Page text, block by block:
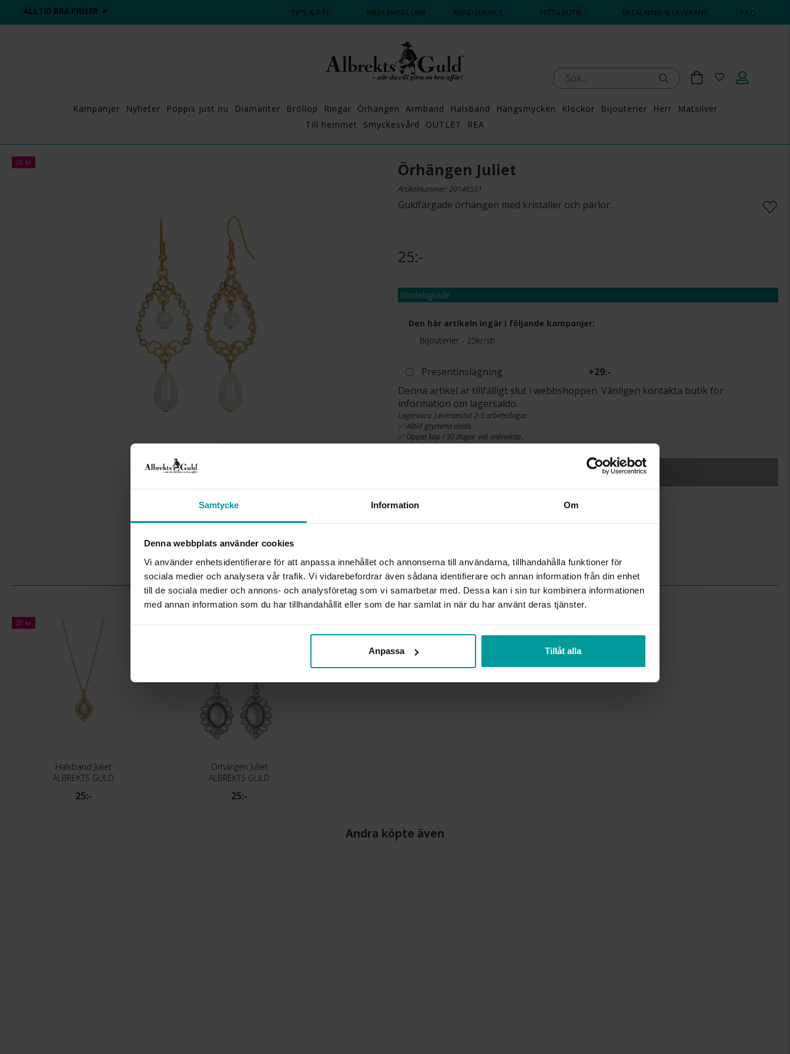
Samtycke Information Om
Denna webbplats använder cookies
Vi använder enhetsidentifierare för att anpassa innehållet och annonserna till användarna, tillhandahålla funktioner för
sociala medier och analysera vår trafik. Vi vidarebefordrar även sådana identifierare och annan information från din enhet
till de sociala medier och annons- och analysföretag som vi samarbetar med. Dessa kan i sin tur kombinera informationen
med annan information som du har tillhandahållit eller som de har samlat in när du har använt deras tjänster.
Anpassa Tillåt alla
ALLTID BRA PRISER ✔ DAGS ATT POPPA?
TIPS & RÅD MEDLEMSKLUBB KUNDSERVICE HITTA BUTIK BETALNING & LEVERANS FAQ
Kampanjer Nyheter Poppis just nu Diamanter Bröllop Ringar Örhängen Armband Halsband Hängsmycken Klockor Bijouterier Herr
Matsilver
Till hemmet
Smyckesvård OUTLET REA
25 kr Örhängen Juliet
Artikelnummer: 20146551
Guldfärgade örhängen med kristaller och pärlor.
25:-
Storleksguide
Den här artikeln ingår i följande kampanjer:
Bijouterier - 25kr/st!
Presentinslagning +29:-
Denna artikel är tillfälligt slut i webbshoppen. Vänligen kontakta butik för
information om lagersaldo.
Lagervara. Leveranstid 2-5 arbetsdagar.
✅ Alltid grymma deals.
✅ Öppet köp i 30 dagar vid onlineköp.
✅ Fri frakt till ombud vid köp över 500 kr.
SLUT I LAGER
MATERIAL
Metall, Guldfärgad
Liknande produkter
25 kr
Halsband Juliet
ALBREKTS GULD
25:-
25 kr
Örhängen Juliet
ALBREKTS GULD
25:-
Andra köpte även